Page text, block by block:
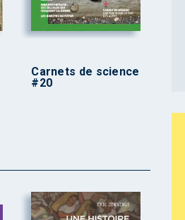
Carnets de science
#20